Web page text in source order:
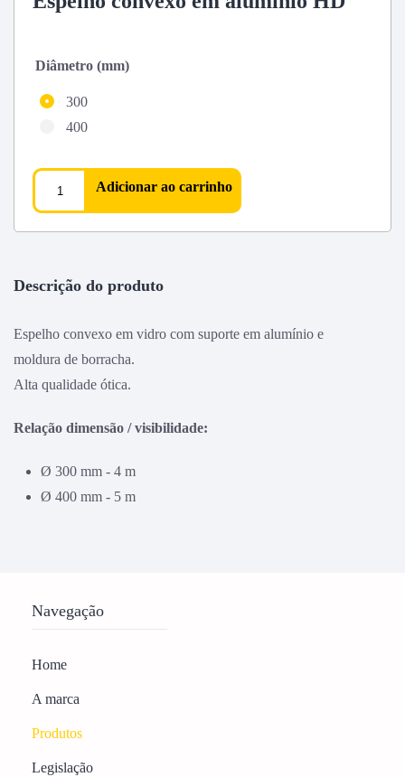
Diâmetro (mm)
300
400
Adicionar ao carrinho
Descrição do produto
Espelho convexo em vidro com suporte em alumínio e
moldura de borracha.
Alta qualidade ótica.
Relação dimensão / visibilidade:
Ø 300 mm - 4 m
Ø 400 mm - 5 m
Navegação
Home
A marca
Produtos
Legislação